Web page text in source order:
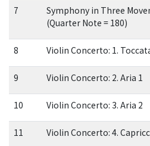
7
Symphony in Three
(Quarter Note = 180)
8 Violin Concerto: 1.
9 Violin Concerto: 2. Aria 1
10 Violin Concerto: 3. Aria 2
11 Violin Concerto: 4.